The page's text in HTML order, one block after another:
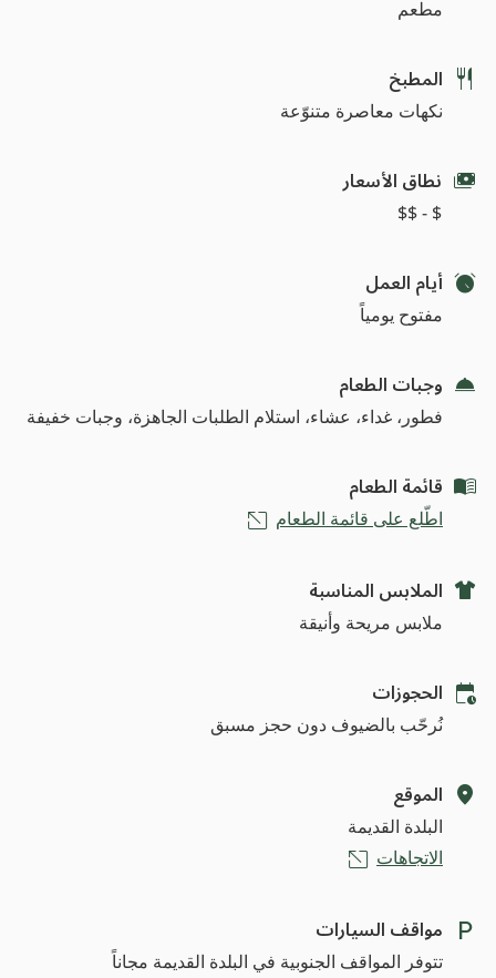
مطعم
المطبخ
نكهات معاصرة متنوّعة
نطاق الأسعار
$ - $$
أيام العمل
مفتوح يومياً
وجبات الطعام
فطور، غداء، عشاء، استلام الطلبات الجاهزة، وجبات خفيفة
قائمة الطعام
اطّلع على قائمة الطعام
الملابس المناسبة
ملابس مريحة وأنيقة
الحجوزات
نُرحّب بالضيوف دون حجز مسبق
الموقع
البلدة القديمة
الاتجاهات
مواقف السيارات
تتوفر المواقف الجنوبية في البلدة القديمة مجاناً